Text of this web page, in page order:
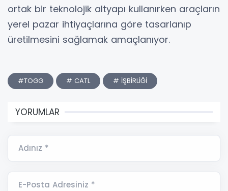
ortak bir teknolojik altyapı kullanırken araçların
yerel pazar ihtiyaçlarına göre tasarlanıp
üretilmesini sağlamak amaçlanıyor.
#TOGG # CATL # İŞBİRLİĞİ
YORUMLAR
Adınız *
E-Posta Adresiniz *